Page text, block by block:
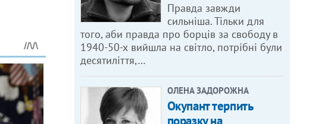
Правда завжди
сильніша. Тільки для
того, аби правда про борців за свободу в
1940-50-х вийшла на світло, потрібні були
десятиліття,…
ОЛЕНА ЗАДОРОЖНА
Окупант терпить
поразку на